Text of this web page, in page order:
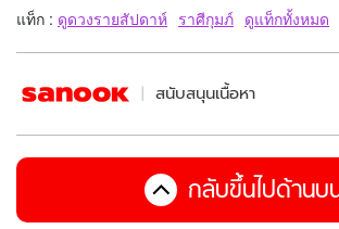
แท็ก : ดูดวงรายสัปดาห์ ราศีกุมภ์ ดูแท็กทั้งหมด
สนับสนุนเนื้อหา
กลับขึ้นไปด้านบ